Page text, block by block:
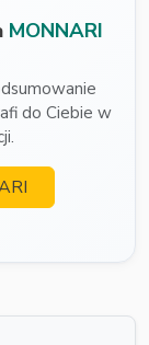
MONNARI
do Ciebie w